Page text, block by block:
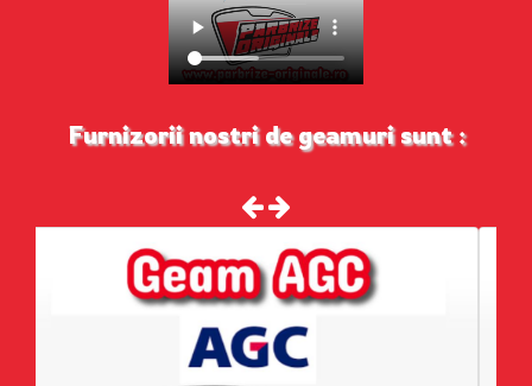
Furnizorii nostri de geamuri sunt :